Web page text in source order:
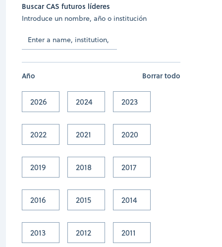
Buscar CAS futuros líderes
Introduce un nombre, año o institución
Año Borrar todo
2026 2024 2023
2022 2021 2020
2019 2018 2017
2016 2015 2014
2013 2012 2011
2026
University of California, Merced
View profile
2022